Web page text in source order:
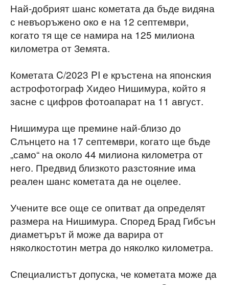
Най-добрият шанс кометата да бъде видяна
с невъоръжено око е на 12 септември,
когато тя ще се намира на 125 милиона
километра от Земята.
Кометата C/2023 PI е кръстена на японския
астрофотограф Хидео Нишимура, който я
засне с цифров фотоапарат на 11 август.
Нишимура ще премине най-близо до
Слънцето на 17 септември, когато ще бъде
„само“ на около 44 милиона километра от
него. Предвид близкото разстояние има
реален шанс кометата да не оцелее.
Учените все още се опитват да определят
размера на Нишимура. Според Брад Гибсън
диаметърът й може да варира от
няколкостотин метра до няколко километра.
Специалистът допуска, че кометата може да